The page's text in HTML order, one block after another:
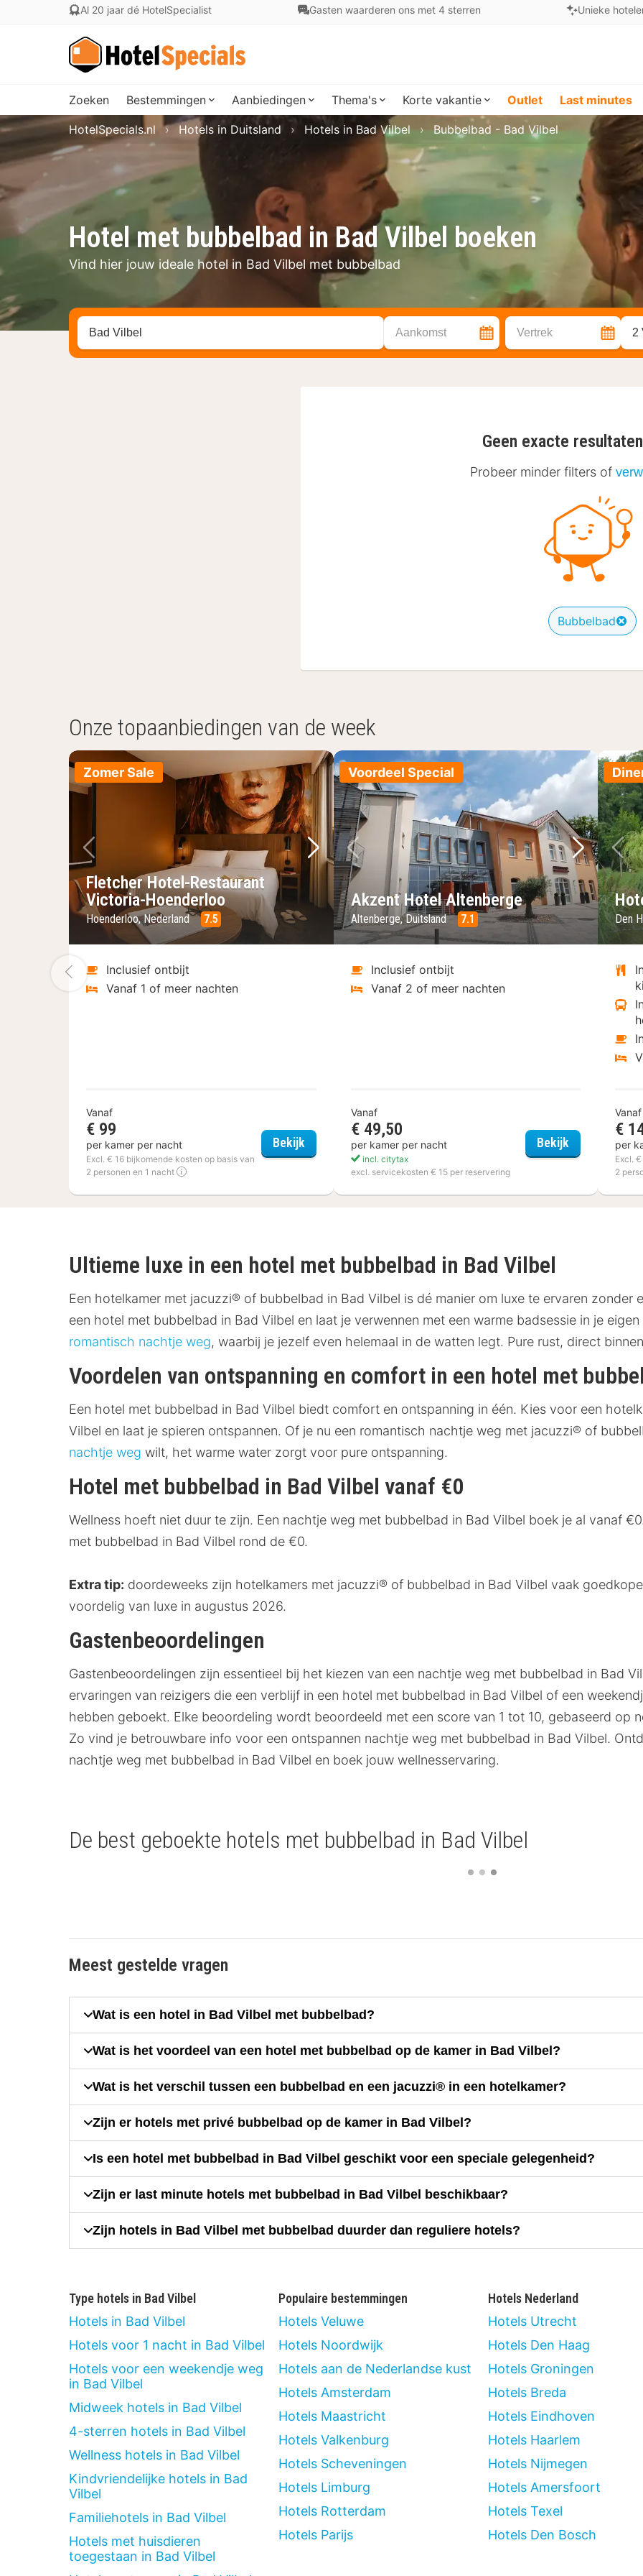
Al 20 jaar dé HotelSpecialist Gasten waarderen ons met 4 sterren Unieke
Zoeken Bestemmingen Aanbiedingen Thema's Korte vakantie Outlet Last minutes
Hotel met bubbelbad in Bad Vilbel boeken
Vind hier jouw ideale hotel in Bad Vilbel met bubbelbad
HotelSpecials.nl Hotels in Duitsland Hotels in Bad Vilbel Bubbelbad - Bad Vilbel
Zoek op hotel, regio of stad Aankomst Vertrek 2
Geen exacte
Probeer minder filters of
Bubbelbad
Onze topaanbiedingen van de week
Zomer Sale
Vorige foto
Volgende foto
Fletcher Hotel-Restaurant
Victoria-Hoenderloo
Hoenderloo, Nederland 7.5
Inclusief ontbijt
Vanaf 1 of meer nachten
Vanaf
€ 99
per kamer per nacht
Excl. € 16 bijkomende kosten op basis van
2 personen en 1 nacht
BekijkFletcher Hotel-Restaurant Victoria-Hoenderloo
Voordeel Special
Vorige foto
Volgende
Akzent Hotel Altenberge
Altenberge, Duitsland 7.1
Inclusief ontbijt
Vanaf 2 of meer nachten
Vanaf
€ 49,50
per kamer per nacht
incl. citytax
excl. servicekosten € 15 per reservering
Bekijk Akzent
Den
Vanaf
€
per
Excl.
2
Vorige foto
Ultieme luxe in een hotel met bubbelbad in Bad Vilbel
Een hotelkamer met jacuzzi® of bubbelbad in Bad Vilbel is dé manier om luxe te ervaren zonder
een hotel met bubbelbad in Bad Vilbel en laat je verwennen met een warme badsessie in je
romantisch nachtje weg, waarbij je jezelf even helemaal in de watten legt. Pure rust, direct
Voordelen van ontspanning en comfort in een hotel met
Een hotel met bubbelbad in Bad Vilbel biedt comfort en ontspanning in één. Kies voor een
Vilbel en laat je spieren ontspannen. Of je nu een romantisch nachtje weg met jacuzzi® of
nachtje weg wilt, het warme water zorgt voor pure ontspanning.
Hotel met bubbelbad in Bad Vilbel vanaf €0
Wellness hoeft niet duur te zijn. Een nachtje weg met bubbelbad in Bad Vilbel boek je al vanaf
met bubbelbad in Bad Vilbel rond de €0.
Extra tip: doordeweeks zijn hotelkamers met jacuzzi® of bubbelbad in Bad Vilbel vaak
voordelig van luxe in augustus 2026.
Gastenbeoordelingen
Gastenbeoordelingen zijn essentieel bij het kiezen van een nachtje weg met bubbelbad in Bad
ervaringen van reizigers die een verblijf in een hotel met bubbelbad in Bad Vilbel of een
hebben geboekt. Elke beoordeling wordt beoordeeld met een score van 1 tot 10, gebaseerd op
Zo vind je betrouwbare info voor een ontspannen nachtje weg met bubbelbad in Bad Vilbel.
nachtje weg met bubbelbad in Bad Vilbel en boek jouw wellnesservaring.
De best geboekte hotels met bubbelbad in Bad Vilbel
Meest gestelde vragen
Wat is een hotel in Bad Vilbel met bubbelbad?
Wat is het voordeel van een hotel met bubbelbad op de kamer in Bad Vilbel?
Wat is het verschil tussen een bubbelbad en een jacuzzi® in een hotelkamer?
Zijn er hotels met privé bubbelbad op de kamer in Bad Vilbel?
Is een hotel met bubbelbad in Bad Vilbel geschikt voor een speciale gelegenheid?
Zijn er last minute hotels met bubbelbad in Bad Vilbel beschikbaar?
Zijn hotels in Bad Vilbel met bubbelbad duurder dan reguliere hotels?
Type hotels in Bad Vilbel
Hotels in Bad Vilbel
Hotels voor 1 nacht in Bad Vilbel
Hotels voor een weekendje weg
in Bad Vilbel
Midweek hotels in Bad Vilbel
4-sterren hotels in Bad Vilbel
Wellness hotels in Bad Vilbel
Kindvriendelijke hotels in Bad
Vilbel
Familiehotels in Bad Vilbel
Hotels met huisdieren
toegestaan in Bad Vilbel
Populaire bestemmingen
Hotels Veluwe
Hotels Noordwijk
Hotels aan de Nederlandse kust
Hotels Amsterdam
Hotels Maastricht
Hotels Valkenburg
Hotels Scheveningen
Hotels Limburg
Hotels Rotterdam
Hotels Parijs
Hotels Nederland
Hotels Utrecht
Hotels Den Haag
Hotels Groningen
Hotels Breda
Hotels Eindhoven
Hotels Haarlem
Hotels Nijmegen
Hotels Amersfoort
Hotels Texel
Hotels Den Bosch